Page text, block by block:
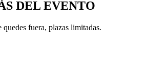
DEL EVENTO
fuera, plazas limitadas.